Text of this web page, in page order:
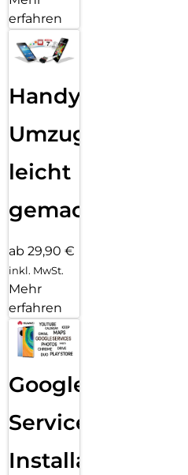
erfahren
Handy
Umzug
leicht
gemacht!
ab 29,90 €
inkl. MwSt.
Mehr
erfahren
Google
Services
Installation